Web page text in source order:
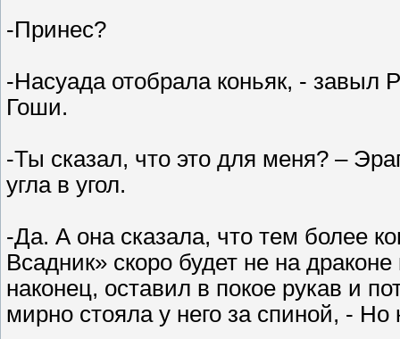
-Принес?
-Насуада отобрала коньяк, - завыл
Гоши.
-Ты сказал, что это для меня? –
угла в угол.
-Да. А она сказала, что тем более
Всадник» скоро будет не на
наконец, оставил в покое рукав и
мирно стояла у него за спиной, -